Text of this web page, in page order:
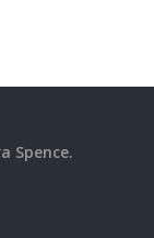
Spence.